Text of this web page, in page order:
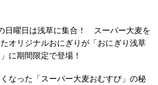
日曜日は浅草に集合！ スーパー大麦を
オリジナルおにぎりが「おにぎり浅草
に期間限定で登場！
なった「スーパー大麦おむすび」の秘